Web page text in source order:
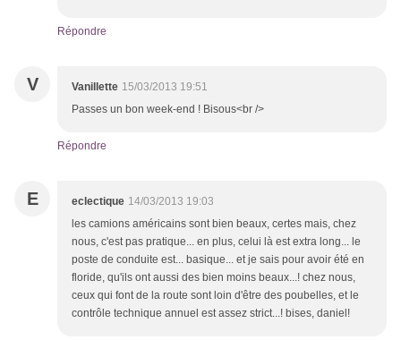
Répondre
V Vanillette 15/03/2013 19:51
Passes un bon week-end ! Bisous<br />
Répondre
E eclectique 14/03/2013 19:03
les camions américains sont bien beaux, certes mais, chez
nous, c'est pas pratique... en plus, celui là est extra long... le
poste de conduite est... basique... et je sais pour avoir été en
floride, qu'ils ont aussi des bien moins beaux...! chez nous,
ceux qui font de la route sont loin d'être des poubelles, et le
contrôle technique annuel est assez strict...! bises, daniel!